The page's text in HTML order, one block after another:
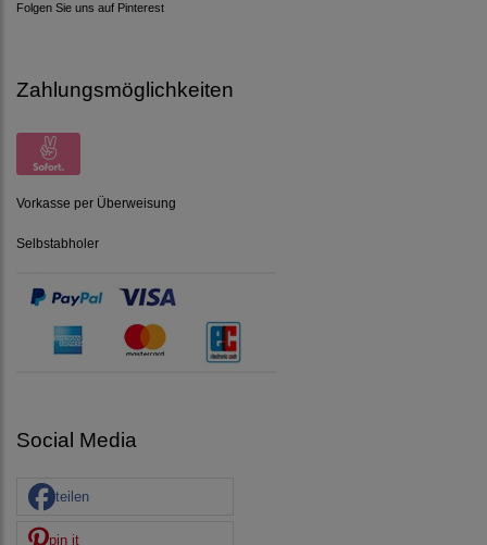
Folgen Sie uns auf Pinterest
Zahlungsmöglichkeiten
Vorkasse per Überweisung
Selbstabholer
Social Media
teilen
pin it